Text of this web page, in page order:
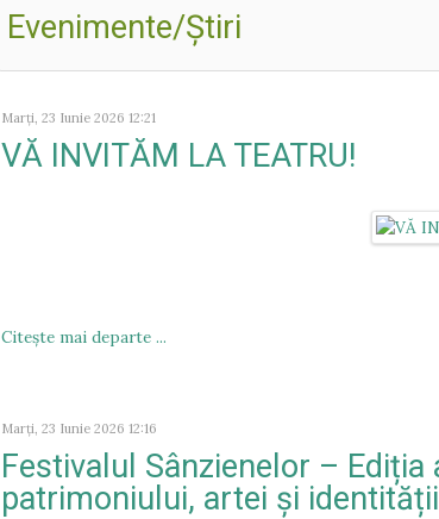
Evenimente/Ştiri
Marți, 23 Iunie 2026 12:21
VĂ INVITĂM LA TEATRU!
Citeşte mai departe ...
Marți, 23 Iunie 2026 12:16
Festivalul Sânzienelor –
patrimoniului, artei și